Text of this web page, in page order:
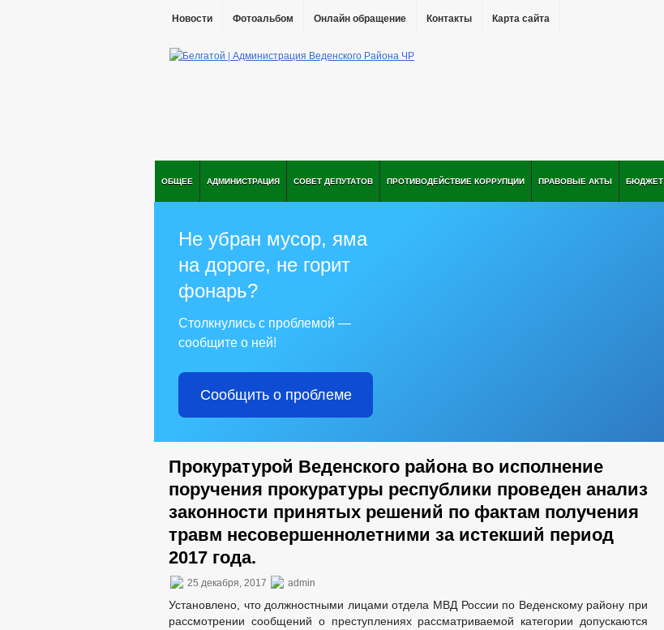
Новости Фотоальбом Онлайн обращение Контакты Карта сайта
ОБЩЕЕ АДМИНИСТРАЦИЯ СОВЕТ ДЕПУТАТОВ ПРОТИВОДЕЙСТВИЕ КОРРУПЦИИ ПРАВОВЫЕ АКТЫ БЮДЖЕТ
Не убран мусор, яма
на дороге, не горит
фонарь?
Столкнулись с проблемой —
сообщите о ней!
Сообщить о проблеме
Прокуратурой Веденского района во исполнение
поручения прокуратуры республики проведен анализ
законности принятых решений по фактам получения
травм несовершеннолетними за истекший период
2017 года.
25 декабря, 2017 admin
Установлено, что должностными лицами отдела МВД России по Веденскому району при
рассмотрении сообщений о преступлениях рассматриваемой категории допускаются